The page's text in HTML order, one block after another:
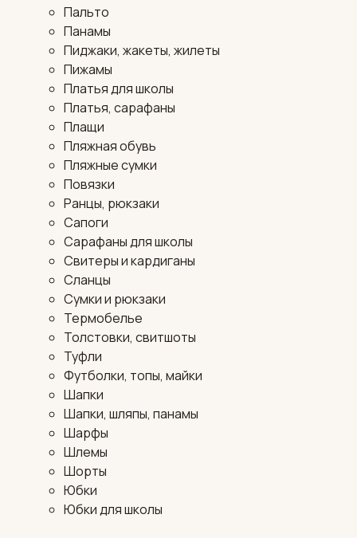
Пальто
Панамы
Пиджаки, жакеты, жилеты
Пижамы
Платья для школы
Платья, сарафаны
Плащи
Пляжная обувь
Пляжные сумки
Повязки
Ранцы, рюкзаки
Сапоги
Сарафаны для школы
Свитеры и кардиганы
Сланцы
Сумки и рюкзаки
Термобелье
Толстовки, свитшоты
Туфли
Футболки, топы, майки
Шапки
Шапки, шляпы, панамы
Шарфы
Шлемы
Шорты
Юбки
Юбки для школы